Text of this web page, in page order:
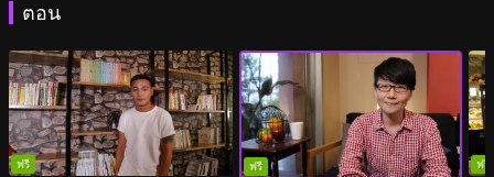
ตอน
ฟรี ฟรี ฟรี